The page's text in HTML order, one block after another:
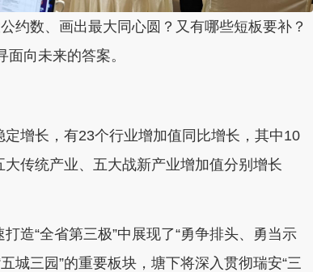
约数、画出最大同心圆？又有哪些短板要补？
向未来的答案。
增长，有23个行业增加值同比增长，其中10
传统产业、五大战新产业增加值分别增长
“全省第三极”中展现了“勇争排头、勇当示
城三园”的重要板块，塘下将深入贯彻瑞安“三